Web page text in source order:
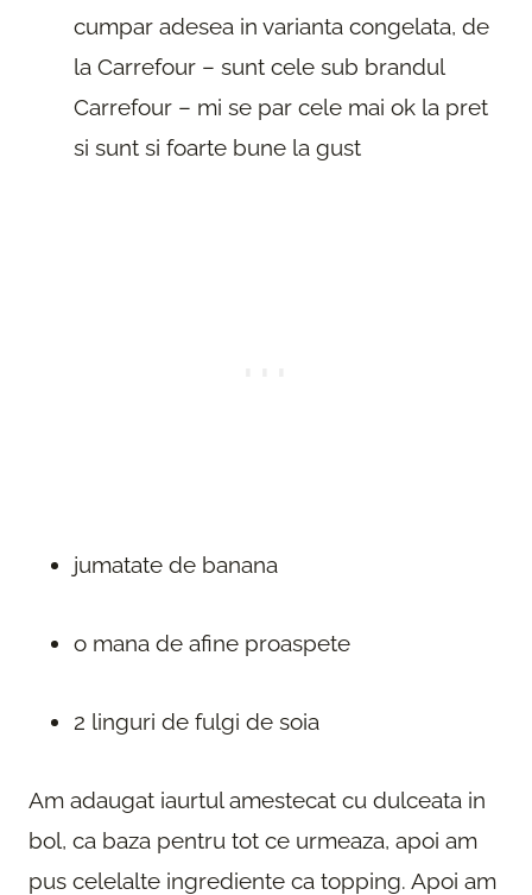
cumpar adesea in varianta congelata, de
la Carrefour – sunt cele sub brandul
Carrefour – mi se par cele mai ok la pret
si sunt si foarte bune la gust
jumatate de banana
o mana de afine proaspete
2 linguri de fulgi de soia
Am adaugat iaurtul amestecat cu dulceata in
bol, ca baza pentru tot ce urmeaza, apoi am
pus celelalte ingrediente ca topping. Apoi am